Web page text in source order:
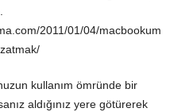
2011/01/04/macbookum
kullanım ömründe bir
aldığınız yere götürerek